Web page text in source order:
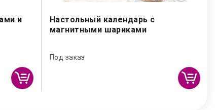
и
Настольный календарь с
магнитными шариками
Под заказ